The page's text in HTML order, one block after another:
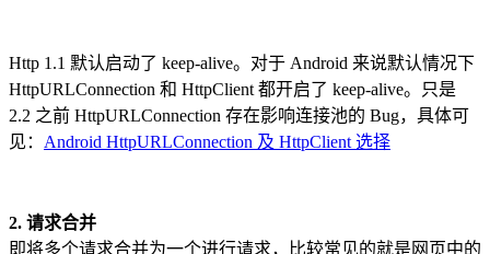
Http 1.1 默认启动了 keep-alive。对于 Android 来说默认情况下
HttpURLConnection 和 HttpClient 都开启了 keep-alive。只是
2.2 之前 HttpURLConnection 存在影响连接池的 Bug，具体可
见： Android HttpURLConnection 及 HttpClient 选择
2. 请求合并
即将多个请求合并为一个进行请求，比较常见的就是网页中的